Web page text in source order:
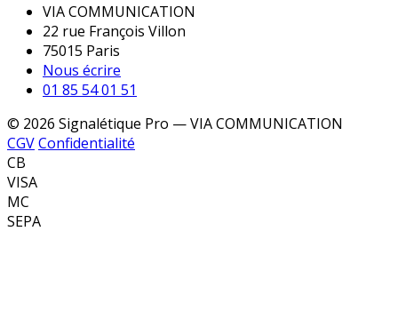
VIA COMMUNICATION
22 rue François Villon
75015 Paris
Nous écrire
01 85 54 01 51
© 2026 Signalétique Pro — VIA COMMUNICATION
CGVConfidentialité
CB
VISA
MC
SEPA